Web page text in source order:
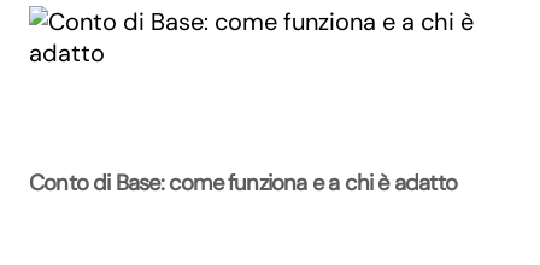
Conto di Base: come funziona e a chi è adatto